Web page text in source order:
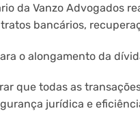
da Vanzo Advogados
bancários,
o alongamento da
que todas as
jurídica e